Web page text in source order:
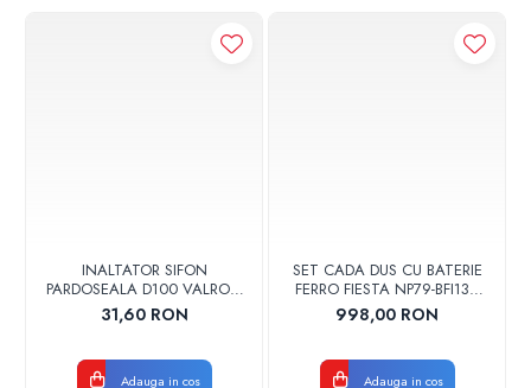
INALTATOR SIFON
PARDOSEALA D100 VALROM
17001900004
31,60 RON
Adauga in cos
SET CADA DUS CU BATERIE
FERRO FIESTA NP79-BFI13U
CROM
998,00 RON
Adauga in cos